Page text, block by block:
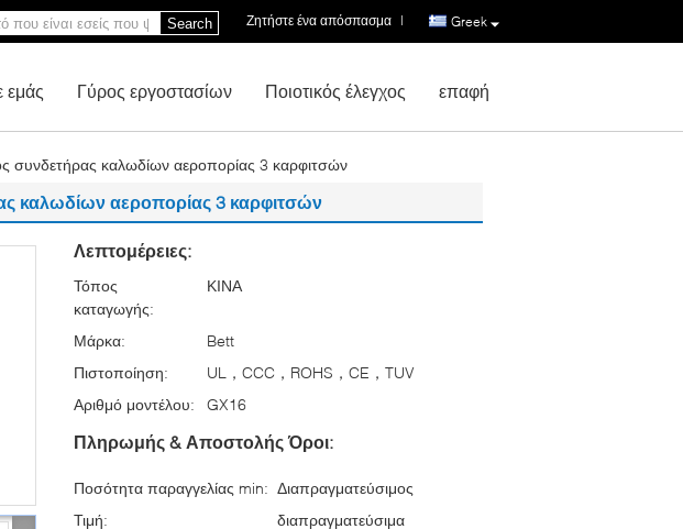
Greek
Ζητήστε ένα απόσπασμα |
Search
εμάς Γύρος εργοστασίων Ποιοτικός έλεγχος επαφή
συνδετήρας καλωδίων αεροπορίας 3 καρφιτσών
καλωδίων αεροπορίας 3 καρφιτσών
Λεπτομέρειες:
Τόπος
καταγωγής:
ΚΙΝΑ
Μάρκα:
Bett
Πιστοποίηση:
UL，CCC，ROHS，CE，TUV
Αριθμό μοντέλου:
GX16
Πληρωμής & Αποστολής Όροι:
Ποσότητα παραγγελίας min: Διαπραγματεύσιμος
Τιμή:
διαπραγματεύσιμα